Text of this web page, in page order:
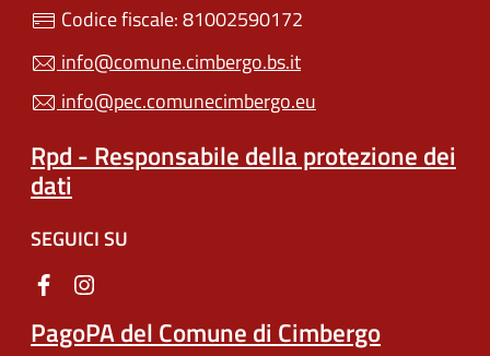
Codice fiscale: 81002590172
info@comune.cimbergo.bs.it
info@pec.comunecimbergo.eu
Rpd - Responsabile della protezione dei
dati
SEGUICI SU
PagoPA del Comune di Cimbergo